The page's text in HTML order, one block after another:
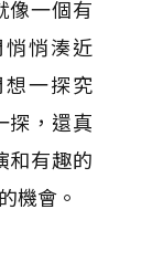
像一個有
悄湊近
一探究
探，還真
和有趣的
機會。